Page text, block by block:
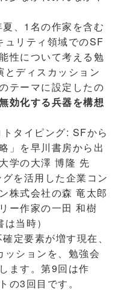
、1名の作家を含む
ュリティ領域でのSF
性について考える勉
ディスカッション
テーマに設定したの
効化する兵器を構想
タイピング: SFから
」を早川書房から出
学の大澤 博隆 先
を活用した企業コン
株式会社の森 竜太郎
ー作家の一田 和樹
当時）
定要素が増す現在、
ションを、勉強会
ます。第9回は作
の3回目です。